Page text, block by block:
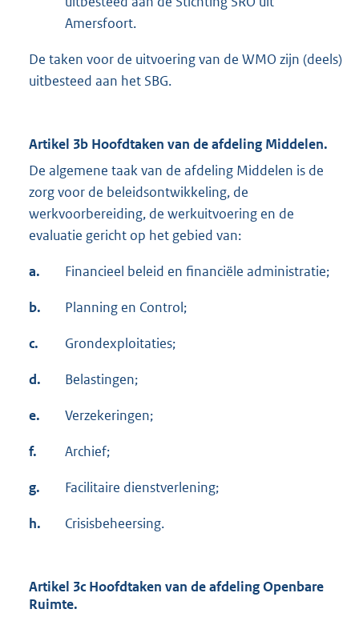
Amersfoort.
De taken voor de uitvoering van de WMO zijn (deels)
uitbesteed aan het SBG.
Artikel 3b Hoofdtaken van de afdeling Middelen.
De algemene taak van de afdeling Middelen is de
zorg voor de beleidsontwikkeling, de
werkvoorbereiding, de werkuitvoering en de
evaluatie gericht op het gebied van:
a. Financieel beleid en financiële administratie;
b. Planning en Control;
c. Grondexploitaties;
d. Belastingen;
e. Verzekeringen;
f. Archief;
g. Facilitaire dienstverlening;
h. Crisisbeheersing.
Artikel 3c Hoofdtaken van de afdeling Openbare
Ruimte.